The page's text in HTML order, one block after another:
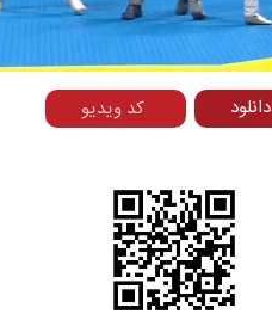
Video
کد ویدیو دانلود